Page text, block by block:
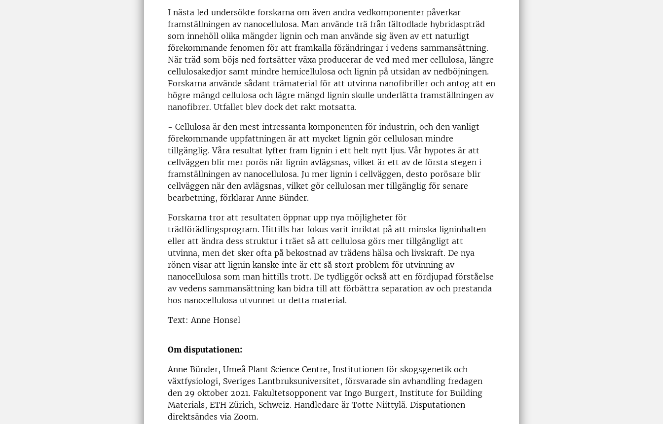
I nästa led undersökte forskarna om även andra vedkomponenter påverkar
framställningen av nanocellulosa. Man använde trä från fältodlade hybridaspträd
som innehöll olika mängder lignin och man använde sig även av ett naturligt
förekommande fenomen för att framkalla förändringar i vedens sammansättning.
När träd som böjs ned fortsätter växa producerar de ved med mer cellulosa, längre
cellulosakedjor samt mindre hemicellulosa och lignin på utsidan av nedböjningen.
Forskarna använde sådant trämaterial för att utvinna nanofibriller och antog att en
högre mängd cellulosa och lägre mängd lignin skulle underlätta framställningen av
nanofibrer. Utfallet blev dock det rakt motsatta.
- Cellulosa är den mest intressanta komponenten för industrin, och den vanligt
förekommande uppfattningen är att mycket lignin gör cellulosan mindre
tillgänglig. Våra resultat lyfter fram lignin i ett helt nytt ljus. Vår hypotes är att
cellväggen blir mer porös när lignin avlägsnas, vilket är ett av de första stegen i
framställningen av nanocellulosa. Ju mer lignin i cellväggen, desto porösare blir
cellväggen när den avlägsnas, vilket gör cellulosan mer tillgänglig för senare
bearbetning, förklarar Anne Bünder.
Forskarna tror att resultaten öppnar upp nya möjligheter för
trädförädlingsprogram. Hittills har fokus varit inriktat på att minska ligninhalten
eller att ändra dess struktur i träet så att cellulosa görs mer tillgängligt att
utvinna, men det sker ofta på bekostnad av trädens hälsa och livskraft. De nya
rönen visar att lignin kanske inte är ett så stort problem för utvinning av
nanocellulosa som man hittills trott. De tydliggör också att en fördjupad förståelse
av vedens sammansättning kan bidra till att förbättra separation av och prestanda
hos nanocellulosa utvunnet ur detta material.
Text: Anne Honsel
Om disputationen:
Anne Bünder, Umeå Plant Science Centre, Institutionen för skogsgenetik och
växtfysiologi, Sveriges Lantbruksuniversitet, försvarade sin avhandling fredagen
den 29 oktober 2021. Fakultetsopponent var Ingo Burgert, Institute for Building
Materials, ETH Zürich, Schweiz. Handledare är Totte Niittylä. Disputationen
direktsändes via Zoom.